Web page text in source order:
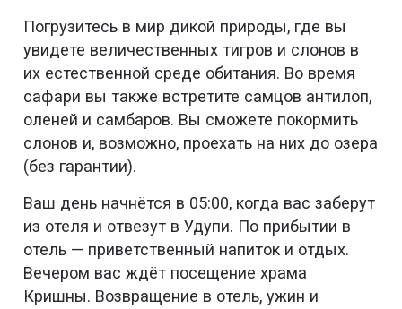
Погрузитесь в мир дикой природы, где вы
увидете величественных тигров и слонов в
их естественной среде обитания. Во время
сафари вы также встретите самцов антилоп,
оленей и самбаров. Вы сможете покормить
слонов и, возможно, проехать на них до озера
(без гарантии).
Ваш день начнётся в 05:00, когда вас заберут
из отеля и отвезут в Удупи. По прибытии в
отель — приветственный напиток и отдых.
Вечером вас ждёт посещение храма
Кришны. Возвращение в отель, ужин и